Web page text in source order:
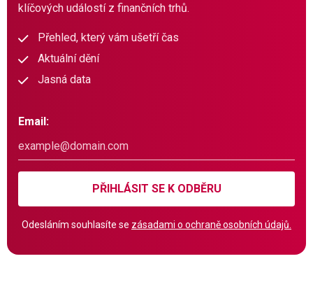
klíčových událostí z finančních trhů.
Přehled, který vám ušetří čas
Aktuální dění
Jasná data
Email:
PŘIHLÁSIT SE K ODBĚRU
Odesláním souhlasíte se zásadami o ochraně osobních údajů.